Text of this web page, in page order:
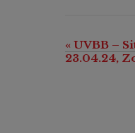
Navigation
« UVBB –
23.04.24,